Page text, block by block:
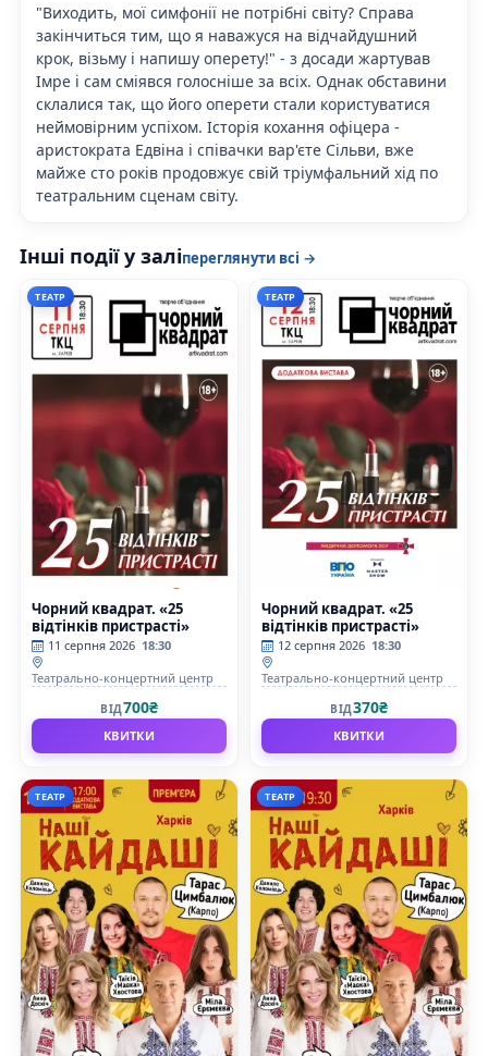
"Виходить, мої симфонії не потрібні світу? Справа
закінчиться тим, що я наважуся на відчайдушний
крок, візьму і напишу оперету!" - з досади жартував
Імре і сам сміявся голосніше за всіх. Однак обставини
склалися так, що його оперети стали користуватися
неймовірним успіхом. Історія кохання офіцера -
аристократа Едвіна і співачки вар'єте Сільви, вже
майже сто років продовжує свій тріумфальний хід по
театральним сценам світу.
Інші події у заліпереглянути всі →
ТЕАТР
Чорний квадрат. «25
відтінків пристрасті»
11 серпня 2026 18:30
Театрально-концертний центр
ВІД700₴
КВИТКИ
ТЕАТР
Чорний квадрат. «25
відтінків пристрасті»
12 серпня 2026 18:30
Театрально-концертний центр
ВІД370₴
КВИТКИ
ТЕАТР ТЕАТР